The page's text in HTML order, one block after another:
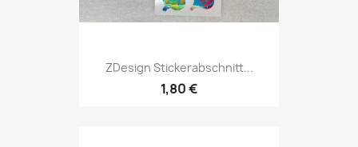
ZDesign Stickerabschnitt...
1,80 €